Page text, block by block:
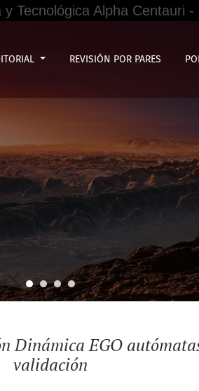
Tecnológica Alpha Centauri
REVISIÓN POR PARES
Dinámica EGO
validación